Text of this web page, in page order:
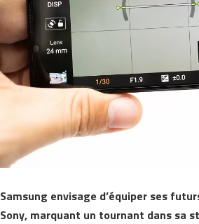
Samsung envisage d’équiper ses
Sony, marquant un tournant dans sa